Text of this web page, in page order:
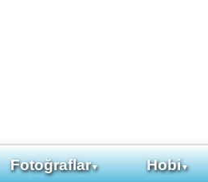
Fotoğraflar▼ Hobi▼